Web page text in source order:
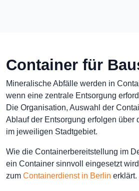
Container für
Mineralische Abfälle werden in
wenn eine zentrale Entsorgung
Die Organisation, Auswahl der
Ablauf der Entsorgung erfolgen über
im jeweiligen Stadtgebiet.
Wie die Containerbereitstellung im
ein Container sinnvoll eingesetzt
zum Containerdienst in Berlin erklärt.